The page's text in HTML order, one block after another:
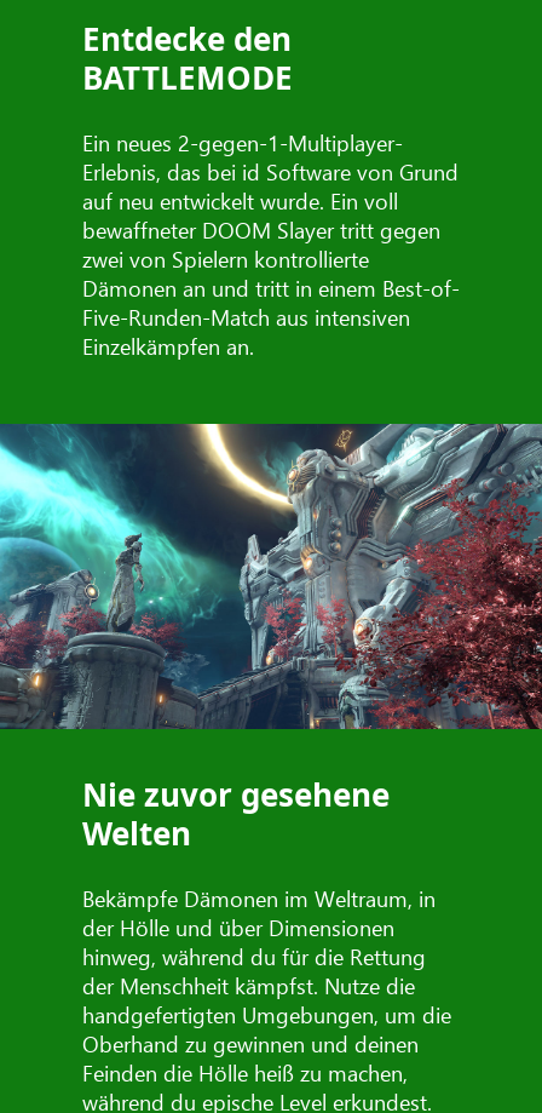
Entdecke den
BATTLEMODE
Ein neues 2-gegen-1-Multiplayer-
Erlebnis, das bei id Software von Grund
auf neu entwickelt wurde. Ein voll
bewaffneter DOOM Slayer tritt gegen
zwei von Spielern kontrollierte
Dämonen an und tritt in einem Best-of-
Five-Runden-Match aus intensiven
Einzelkämpfen an.
Nie zuvor gesehene
Welten
Bekämpfe Dämonen im Weltraum, in
der Hölle und über Dimensionen
hinweg, während du für die Rettung
der Menschheit kämpfst. Nutze die
handgefertigten Umgebungen, um die
Oberhand zu gewinnen und deinen
Feinden die Hölle heiß zu machen,
während du epische Level erkundest.